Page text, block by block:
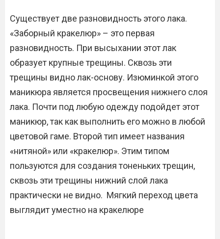
Существует две разновидность этого лака.
«Заборный кракелюр» – это первая
разновидность. При высыхании этот лак
образует крупные трещины. Сквозь эти
трещины видно лак-основу. Изюминкой этого
маникюра является просвещения нижнего слоя
лака. Почти под любую одежду подойдет этот
маникюр, так как выполнить его можно в любой
цветовой гаме. Второй тип имеет названия
«нитяной» или «кракелюр». Этим типом
пользуются для создания тоненьких трещин,
сквозь эти трещины нижний слой лака
практически не видно. Мягкий переход цвета
выглядит уместно на кракелюре